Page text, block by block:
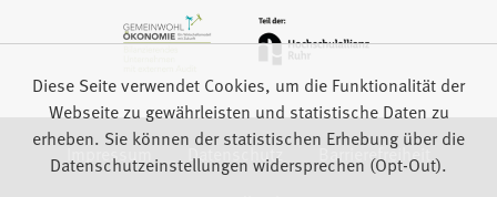
Impressum Datenschutz
Barrierefreiheit
Diese Seite verwendet Cookies, um die Funktionalität der
Webseite zu gewährleisten und statistische Daten zu
erheben. Sie können der statistischen Erhebung über die
Datenschutzeinstellungen widersprechen (Opt-Out).